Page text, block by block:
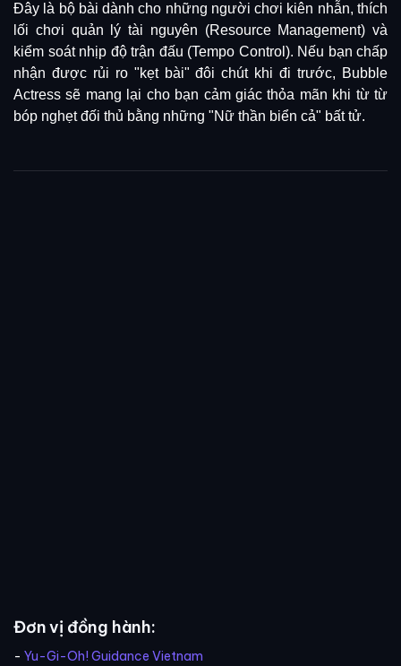
Đây là bộ bài dành cho những người chơi kiên nhẫn, thích
lối chơi quản lý tài nguyên (Resource Management) và
kiểm soát nhịp độ trận đấu (Tempo Control). Nếu bạn chấp
nhận được rủi ro "kẹt bài" đôi chút khi đi trước, Bubble
Actress sẽ mang lại cho bạn cảm giác thỏa mãn khi từ từ
bóp nghẹt đối thủ bằng những "Nữ thần biển cả" bất tử.
Đơn vị đồng hành:
- Yu-Gi-Oh! Guidance Vietnam